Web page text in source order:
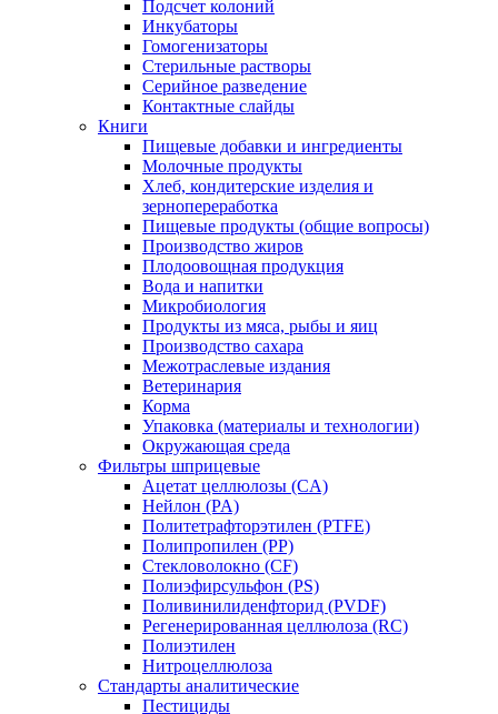
Подсчет колоний
Инкубаторы
Гомогенизаторы
Стерильные растворы
Серийное разведение
Контактные слайды
Книги
Пищевые добавки и ингредиенты
Молочные продукты
Хлеб, кондитерские изделия и
зернопереработка
Пищевые продукты (общие вопросы)
Производство жиров
Плодоовощная продукция
Вода и напитки
Микробиология
Продукты из мяса, рыбы и яиц
Производство сахара
Межотраслевые издания
Ветеринария
Корма
Упаковка (материалы и технологии)
Окружающая среда
Фильтры шприцевые
Ацетат целлюлозы (CA)
Нейлон (PA)
Политетрафторэтилен (PTFE)
Полипропилен (PP)
Стекловолокно (CF)
Полиэфирсульфон (PS)
Поливинилиденфторид (PVDF)
Регенерированная целлюлоза (RC)
Полиэтилен
Нитроцеллюлоза
Стандарты аналитические
Пестициды